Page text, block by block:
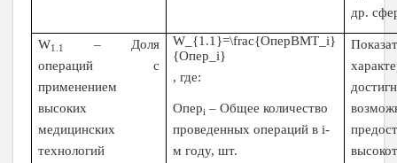
др.
W1.1
– Доля
операций с
применением
высоких
медицинских
технологий
W_{1.1}=\frac{ОперВМТ_i}
{Опер_i}
, где:
Оперi –Общее количество
проведенных операций вi-
м году, шт.